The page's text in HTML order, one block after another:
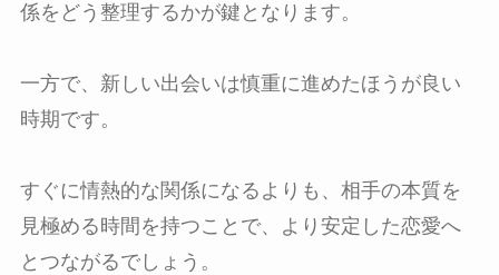
係をどう整理するかが鍵となります。
一方で、新しい出会いは慎重に進めたほうが良い
時期です。
すぐに情熱的な関係になるよりも、相手の本質を
見極める時間を持つことで、より安定した恋愛へ
とつながるでしょう。